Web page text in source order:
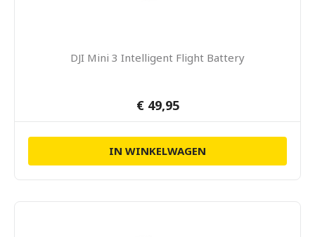
DJI Mini 3 Intelligent Flight Battery
€ 49,95
IN WINKELWAGEN